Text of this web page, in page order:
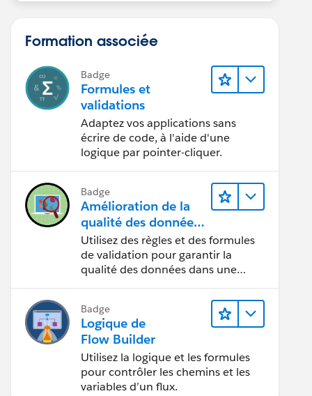
Formation associée
Badge
Formules et
validations
Adaptez vos applications sans
écrire de code, à l'aide d'une
logique par pointer-cliquer.
Badge
Amélioration de la
qualité des données
pour une application
de recrutement
Utilisez des règles et des formules
de validation pour garantir la
qualité des données dans une
Badge
Logique de
Flow Builder
Utilisez la logique et les formules
pour contrôler les chemins et les
variables d’un flux.